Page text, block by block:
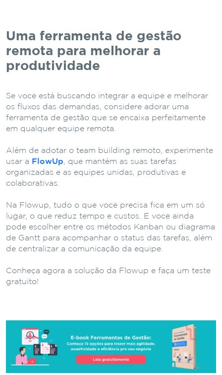
Uma ferramenta de gestão
remota para melhorar a
produtividade
Se você está buscando integrar a equipe e melhorar
os fluxos das demandas, considere adorar uma
ferramenta de gestão que se encaixa perfeitamente
em qualquer equipe remota.
Além de adotar o team building remoto, experimente
usar a FlowUp , que mantém as suas tarefas
organizadas e as equipes unidas, produtivas e
colaborativas.
Na Flowup, tudo o que você precisa fica em um só
lugar, o que reduz tempo e custos. E você ainda
pode escolher entre os métodos Kanban ou diagrama
de Gantt para acompanhar o status das tarefas, além
de centralizar a comunicação da equipe.
Conheça agora a solução da Flowup e faça um teste
gratuito!